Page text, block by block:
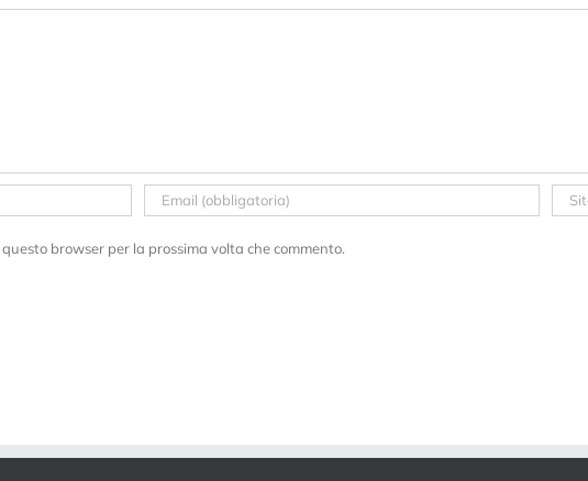
browser per la prossima volta che commento.